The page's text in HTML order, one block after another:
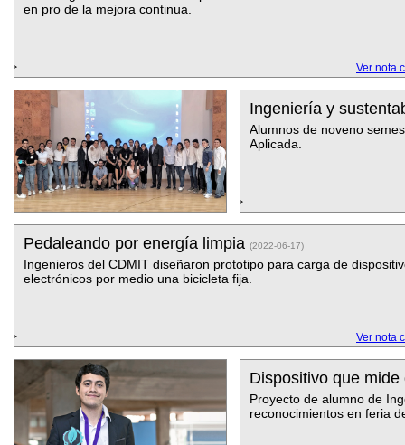
en pro de la mejora continua.
Ver nota
Ingeniería y
Alumnos de noveno
Aplicada.
Pedaleando por energía limpia (2022-06-17)
Ingenieros del CDMIT diseñaron prototipo para carga de
electrónicos por medio una bicicleta fija.
Ver nota
Dispositivo que
Proyecto de alumno de
reconocimientos en feria